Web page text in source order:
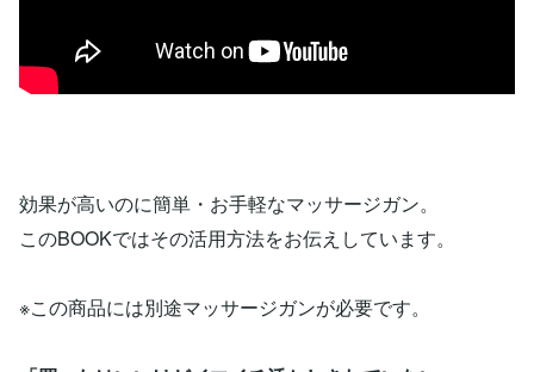
効果が高いのに簡単・お手軽なマッサージガン。
このBOOKではその活用方法をお伝えしています。
※この商品には別途マッサージガンが必要です。